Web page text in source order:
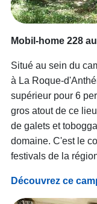
Mobil-home 228
Situé au sein du
à La Roque-
supérieur pour 6
gros atout de ce
de galets et
domaine. C'est le
festivals de la
Découvrez ce